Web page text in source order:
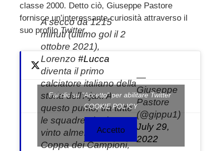
classe 2000. Detto ciò, Giuseppe Pastore
fornisce un’interessante curiosità attraverso il
suo profilo Twitter.
A secco da 1215
minuti (ultimo gol il 2
ottobre 2021),
Lorenzo #Lucca
diventa il primo
calciatore italiano della
storia dell’Ajax. A
questo punto, tra tutte
le squadre che hanno
vinto almeno una
Coppa dei Campioni,
—
Giuseppe
Pastore
(@gippu1)
July 29,
2022
Fai clic su "Accetto" per abilitare Twitter
COOKIE POLICY
Accetto